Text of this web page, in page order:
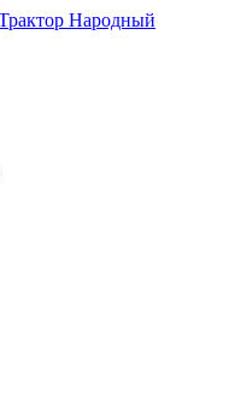
Народный